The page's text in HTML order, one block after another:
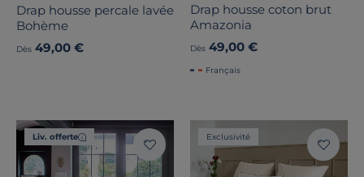
Drap housse percale lavée
Bohème
Dès 49,00 €
Drap housse coton brut
Amazonia
Dès 49,00 €
Français
Liv. offerte Exclusivité